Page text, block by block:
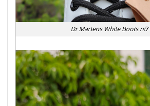
Dr Martens White Boots nữ